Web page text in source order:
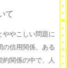
て
やこしい問題に
の信用関係、ある
約関係の中で、人